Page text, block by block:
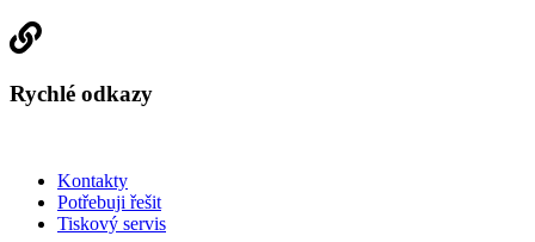
Rychlé odkazy
Kontakty
Potřebuji řešit
Tiskový servis